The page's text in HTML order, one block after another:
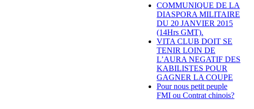
COMMUNIQUE DE LA
DIASPORA MILITAIRE
DU 20 JANVIER 2015
(14Hrs GMT).
VITA CLUB DOIT SE
TENIR LOIN DE
L’AURA NEGATIF DES
KABILISTES POUR
GAGNER LA COUPE
Pour nous petit peuple
FMI ou Contrat chinois?